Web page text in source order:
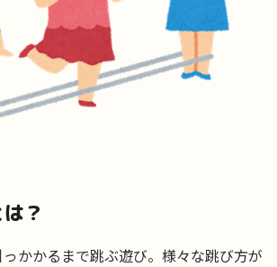
？
っかかるまで跳ぶ遊び。様々な跳び方が